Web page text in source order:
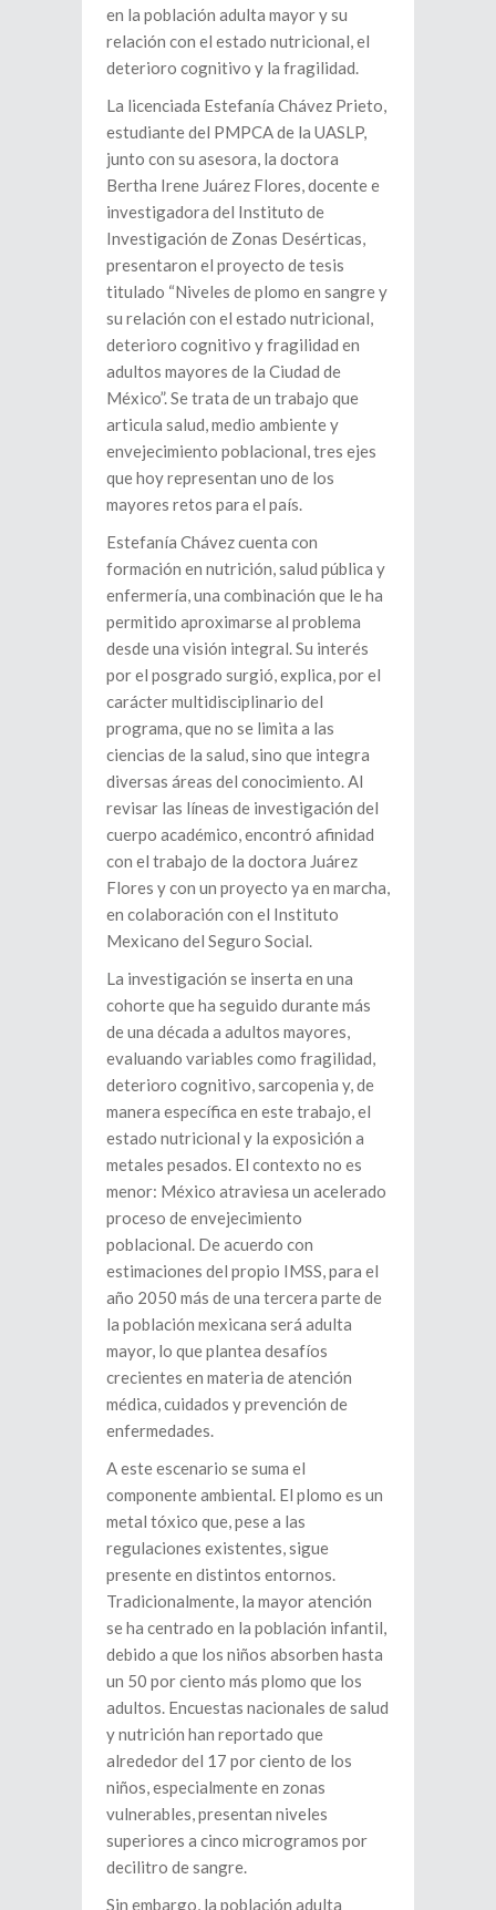
en la población adulta mayor y su
relación con el estado nutricional, el
deterioro cognitivo y la fragilidad.
La licenciada Estefanía Chávez Prieto,
estudiante del PMPCA de la UASLP,
junto con su asesora, la doctora
Bertha Irene Juárez Flores, docente e
investigadora del Instituto de
Investigación de Zonas Desérticas,
presentaron el proyecto de tesis
titulado “Niveles de plomo en sangre y
su relación con el estado nutricional,
deterioro cognitivo y fragilidad en
adultos mayores de la Ciudad de
México”. Se trata de un trabajo que
articula salud, medio ambiente y
envejecimiento poblacional, tres ejes
que hoy representan uno de los
mayores retos para el país.
Estefanía Chávez cuenta con
formación en nutrición, salud pública y
enfermería, una combinación que le ha
permitido aproximarse al problema
desde una visión integral. Su interés
por el posgrado surgió, explica, por el
carácter multidisciplinario del
programa, que no se limita a las
ciencias de la salud, sino que integra
diversas áreas del conocimiento. Al
revisar las líneas de investigación del
cuerpo académico, encontró afinidad
con el trabajo de la doctora Juárez
Flores y con un proyecto ya en marcha,
en colaboración con el Instituto
Mexicano del Seguro Social.
La investigación se inserta en una
cohorte que ha seguido durante más
de una década a adultos mayores,
evaluando variables como fragilidad,
deterioro cognitivo, sarcopenia y, de
manera específica en este trabajo, el
estado nutricional y la exposición a
metales pesados. El contexto no es
menor: México atraviesa un acelerado
proceso de envejecimiento
poblacional. De acuerdo con
estimaciones del propio IMSS, para el
año 2050 más de una tercera parte de
la población mexicana será adulta
mayor, lo que plantea desafíos
crecientes en materia de atención
médica, cuidados y prevención de
enfermedades.
A este escenario se suma el
componente ambiental. El plomo es un
metal tóxico que, pese a las
regulaciones existentes, sigue
presente en distintos entornos.
Tradicionalmente, la mayor atención
se ha centrado en la población infantil,
debido a que los niños absorben hasta
un 50 por ciento más plomo que los
adultos. Encuestas nacionales de salud
y nutrición han reportado que
alrededor del 17 por ciento de los
niños, especialmente en zonas
vulnerables, presentan niveles
superiores a cinco microgramos por
decilitro de sangre.
Sin embargo, la población adulta